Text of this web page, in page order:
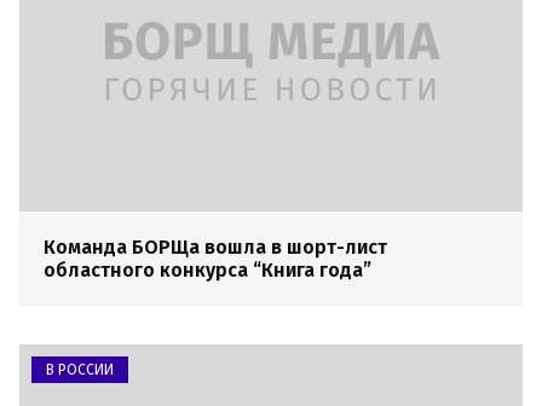
Команда БОРЩа вошла в шорт-лист
областного конкурса “Книга года”
В РОССИИ